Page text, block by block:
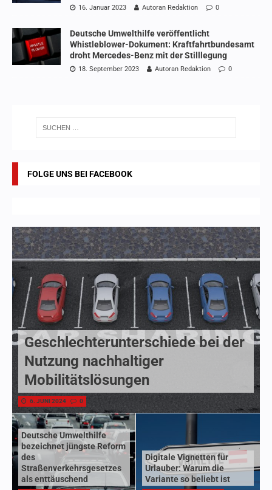
16. Januar 2023 Autoran Redaktion 0
Deutsche Umwelthilfe veröffentlicht
Whistleblower-Dokument: Kraftfahrtbundesamt
droht Mercedes-Benz mit der Stilllegung
18. September 2023 Autoran Redaktion 0
FOLGE UNS BEI FACEBOOK
Geschlechterunterschiede bei der
Nutzung nachhaltiger
Mobilitätslösungen
6. JUNI 2024 0
Deutsche Umwelthilfe
bezeichnet jüngste Reform
des
Straßenverkehrsgesetzes
als enttäuschend
Digitale Vignetten für
Urlauber: Warum die
Variante so beliebt ist